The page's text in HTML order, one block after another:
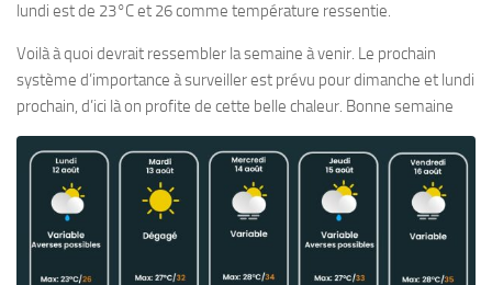
lundi est de 23°C et 26 comme température ressentie.
Voilà à quoi devrait ressembler la semaine à venir. Le prochain
système d’importance à surveiller est prévu pour dimanche et lundi
prochain, d’ici là on profite de cette belle chaleur. Bonne semaine